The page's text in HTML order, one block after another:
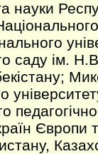
науки
саду ім.
Європи